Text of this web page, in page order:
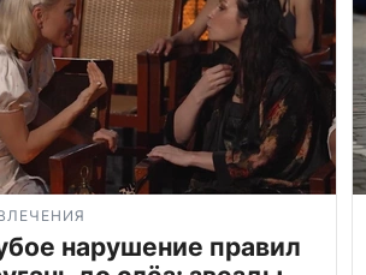
нарушение правил